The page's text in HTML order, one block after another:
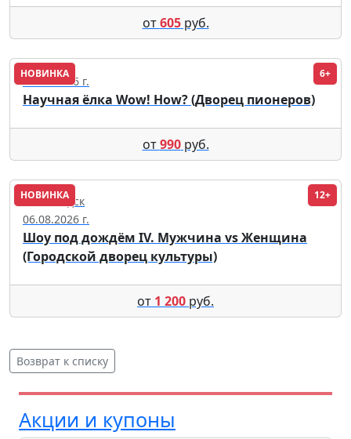
от605руб.
НОВИНКА 6+
23.12.2026 г.
Научная ёлка Wow! How? (Дворец пионеров)
от990руб.
НОВИНКА 12+
Кисловодск
06.08.2026 г.
Шоу под дождём IV. Мужчина vs Женщина
(Городской дворец культуры)
от 1 200 руб.
Возврат к списку
Акции и купоны